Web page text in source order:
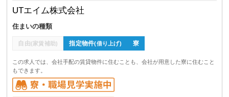
UTエイム株式会社
住まいの種類
自由(家賃補助) 指定物件(借り上げ) 寮
この求人では、会社手配の賃貸物件に住むことも、会社が用意した寮に住むこと
もできます。